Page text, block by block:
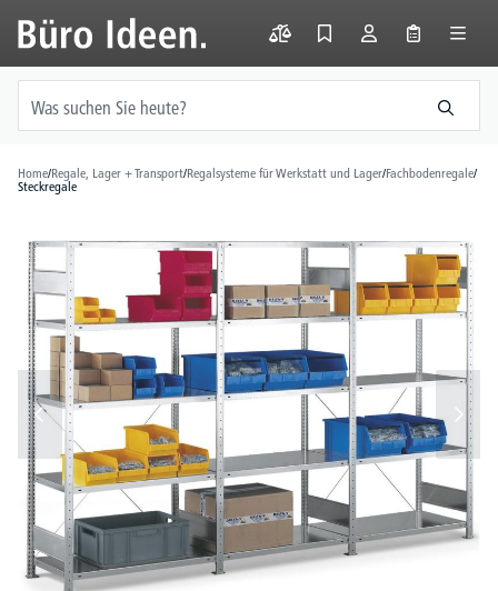
springen
Home/Regale, Lager + Transport/Regalsysteme für Werkstatt und Lager/Fachbodenregale/
Steckregale